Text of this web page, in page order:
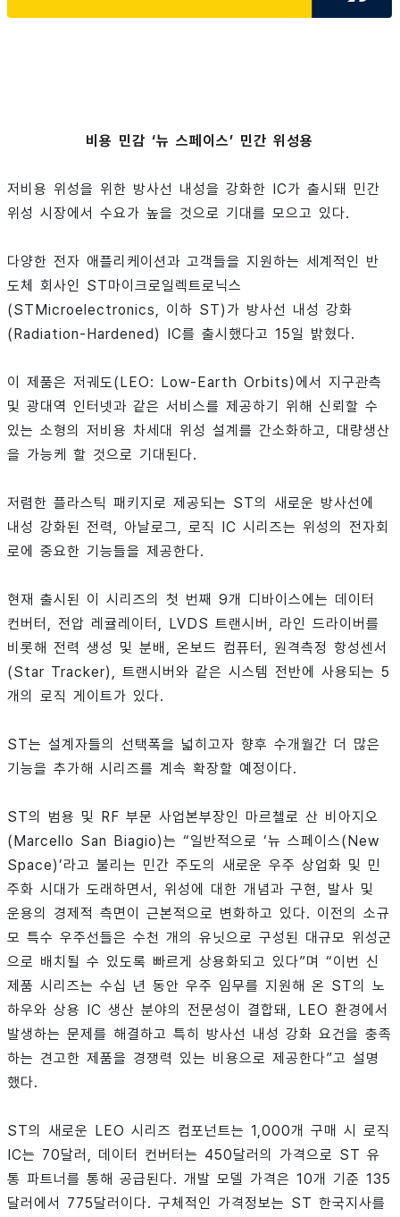
비용 민감 ‘뉴 스페이스’ 민간 위성용
저비용 위성을 위한 방사선 내성을 강화한 IC가 출시돼 민간
위성 시장에서 수요가 높을 것으로 기대를 모으고 있다.
다양한 전자 애플리케이션과 고객들을 지원하는 세계적인 반
도체 회사인 ST마이크로일렉트로닉스
(STMicroelectronics, 이하 ST)가 방사선 내성 강화
(Radiation-Hardened) IC를 출시했다고 15일 밝혔다.
이 제품은 저궤도(LEO: Low-Earth Orbits)에서 지구관측
및 광대역 인터넷과 같은 서비스를 제공하기 위해 신뢰할 수
있는 소형의 저비용 차세대 위성 설계를 간소화하고, 대량생산
을 가능케 할 것으로 기대된다.
저렴한 플라스틱 패키지로 제공되는 ST의 새로운 방사선에
내성 강화된 전력, 아날로그, 로직 IC 시리즈는 위성의 전자회
로에 중요한 기능들을 제공한다.
현재 출시된 이 시리즈의 첫 번째 9개 디바이스에는 데이터
컨버터, 전압 레귤레이터, LVDS 트랜시버, 라인 드라이버를
비롯해 전력 생성 및 분배, 온보드 컴퓨터, 원격측정 항성센서
(Star Tracker), 트랜시버와 같은 시스템 전반에 사용되는 5
개의 로직 게이트가 있다.
ST는 설계자들의 선택폭을 넓히고자 향후 수개월간 더 많은
기능을 추가해 시리즈를 계속 확장할 예정이다.
ST의 범용 및 RF 부문 사업본부장인 마르첼로 산 비아지오
(Marcello San Biagio)는 “일반적으로 ‘뉴 스페이스(New
Space)’라고 불리는 민간 주도의 새로운 우주 상업화 및 민
주화 시대가 도래하면서, 위성에 대한 개념과 구현, 발사 및
운용의 경제적 측면이 근본적으로 변화하고 있다. 이전의 소규
모 특수 우주선들은 수천 개의 유닛으로 구성된 대규모 위성군
으로 배치될 수 있도록 빠르게 상용화되고 있다”며 “이번 신
제품 시리즈는 수십 년 동안 우주 임무를 지원해 온 ST의 노
하우와 상용 IC 생산 분야의 전문성이 결합돼, LEO 환경에서
발생하는 문제를 해결하고 특히 방사선 내성 강화 요건을 충족
하는 견고한 제품을 경쟁력 있는 비용으로 제공한다”고 설명
했다.
ST의 새로운 LEO 시리즈 컴포넌트는 1,000개 구매 시 로직
IC는 70달러, 데이터 컨버터는 450달러의 가격으로 ST 유
통 파트너를 통해 공급된다. 개발 모델 가격은 10개 기준 135
달러에서 775달러이다. 구체적인 가격정보는 ST 한국지사를